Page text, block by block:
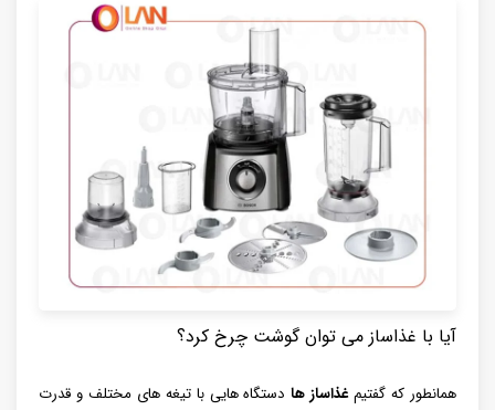
آیا با غذاساز می توان گوشت چرخ کرد؟
همانطور که گفتیمغذاساز ها دستگاه هایی با تیغه های مختلف و قدرت